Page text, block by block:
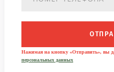
Нажимая на кнопку «Отправить», вы
персональных данных